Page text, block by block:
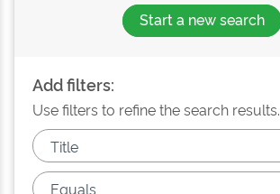
Start a new search
Add filters:
Use filters to refine the search results.